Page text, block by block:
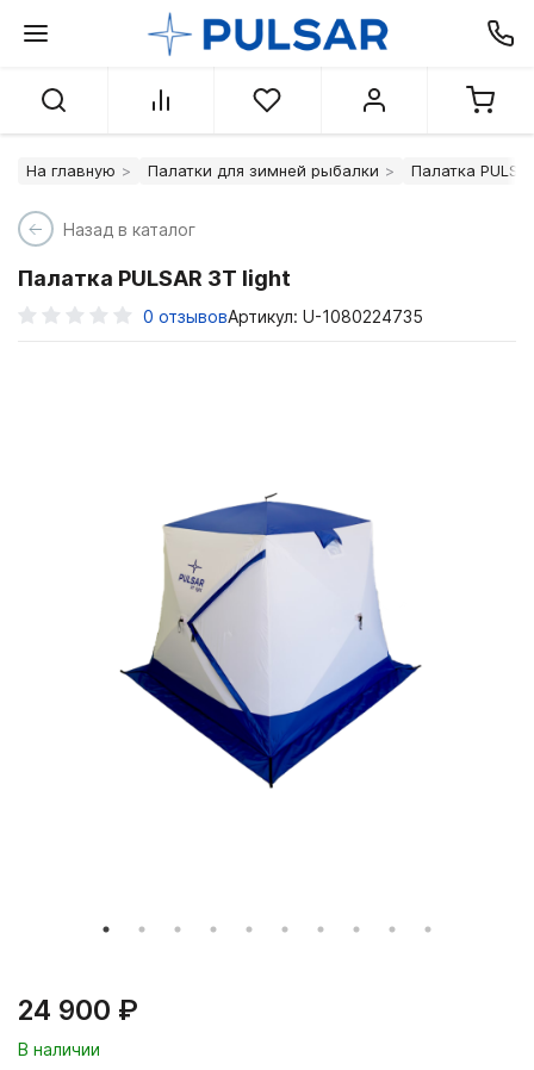
На главную Палатки для зимней рыбалки Палатка
Назад в каталог
Палатка PULSAR 3T light
0 отзывовАртикул: U-1080224735
24 900 ₽
В наличии